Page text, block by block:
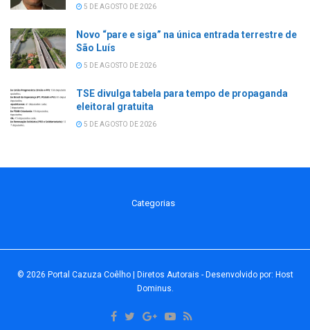
5 DE AGOSTO DE 2026
Novo “pare e siga” na única entrada terrestre de
São Luís
5 DE AGOSTO DE 2026
TSE divulga tabela para tempo de propaganda
eleitoral gratuita
5 DE AGOSTO DE 2026
Categorias
© 2026 Portal Cazuza Coêlho | Diretos Autorais - Desenvolvido por: Host
Dominus.